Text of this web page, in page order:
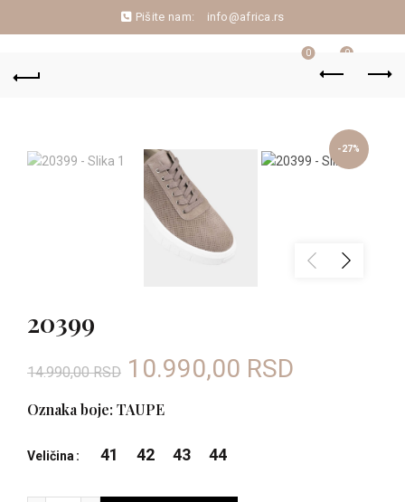
Pišite nam: info@africa.rs
0 0
-27%
20399
14.990,00RSD Originalna
cena
je
10.990,00 RSD
Oznaka boje: TAUPE
Veličina 41 42 43 44